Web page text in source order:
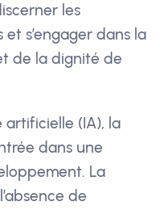
les
s’engager dans la
de la dignité de
artificielle (IA), la
dans une
La
de